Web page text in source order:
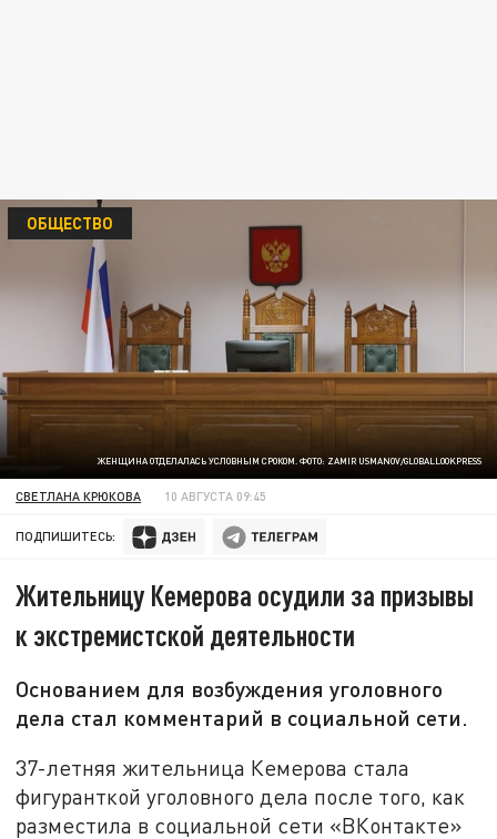
ЖЕНЩИНА ОТДЕЛАЛАСЬ УСЛОВНЫМ СРОКОМ. ФОТО: ZAMIR USMANOV/GLOBALLOOKPRESS
ОБЩЕСТВО
СВЕТЛАНА КРЮКОВА 10 АВГУСТА 09:45
ПОДПИШИТЕСЬ:
Жительницу Кемерова осудили за призывы
к экстремистской деятельности
Основанием для возбуждения уголовного
дела стал комментарий в социальной сети.
37-летняя жительница Кемерова стала
фигуранткой уголовного дела после того, как
разместила в социальной сети «ВКонтакте»